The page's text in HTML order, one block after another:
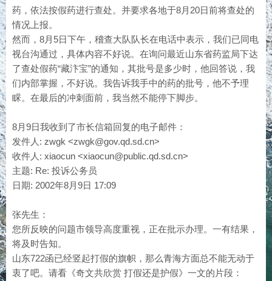
药，依法按假药进行查处。并要求各地于8月20日前将查处的
情况上报。
然而，8月5日下午，稽查大队队长在电话中表示，我们已同电
视台沟通过，具体内容不好说。在询问最近山东省药监局下达
了查处假药“藏汴宝”的通知，其批号是多少时，他回答说，我
们内部掌握，不好说。我告诉我手中的药的批号，他不予理
睬。在最后的冲刺面前，我当然不能停下脚步。
8月9日我收到了市长信箱回复的电子邮件：
发件人: zwgk <zwgk@gov.qd.sd.cn>
收件人: xiaocun <xiaocun@public.qd.sd.cn>
主题: Re: 投诉公务员
日期: 2002年8月9日 17:09
张先生：
您所反映的问题市领导高度重视，正在批示办理。一有结果，
将及时告知。
山东722函已经竖起打假的旗帜，那么青海方面总不能无动于
衷了吧。请看《奇文共欣赏 打假还是护假》一文的片段：